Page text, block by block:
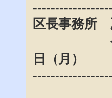
区長事務所
令和８
日（月）